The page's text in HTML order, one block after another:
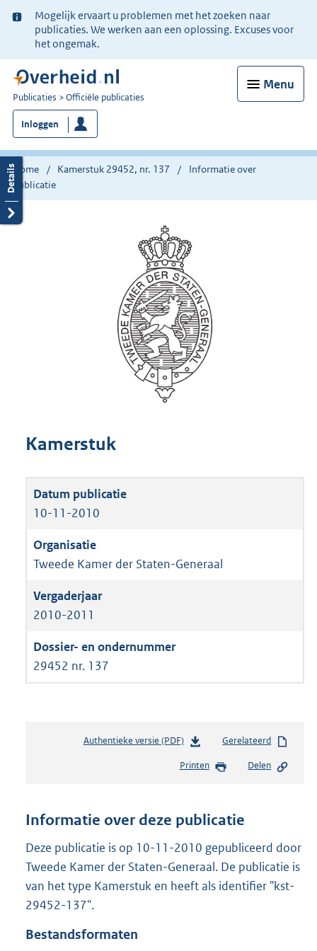
Ter
informatie:
Mogelijk ervaart u problemen met het zoeken naar
publicaties. We werken aan een oplossing. Excuses voor
het ongemak.
Menu
U
bent
nu
hier:
Publicaties Officiële publicaties
Inloggen
Home Kamerstuk 29452, nr. 137
Informatie over
publicatie
Kamerstuk
10-11-2010
Tweede Kamer der Staten-Generaal
2010-2011
29452 nr. 137
Authentieke versie (PDF)b
s
n
s
r
o
Gerelateerd
Printen Delen
Informatie over deze publicatie
Deze publicatie is op 10-11-2010 gepubliceerd door
Tweede Kamer der Staten-Generaal. De publicatie is
van het type Kamerstuk en heeft als identifier "kst-
29452-137".
Bestandsformaten